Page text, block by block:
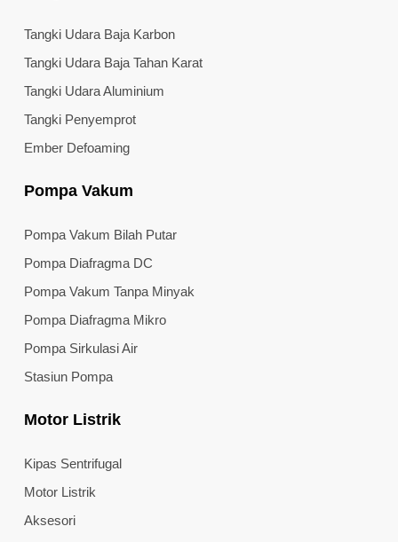
Tangki Udara Baja Karbon
Tangki Udara Baja Tahan Karat
Tangki Udara Aluminium
Tangki Penyemprot
Ember Defoaming
Pompa Vakum
Pompa Vakum Bilah Putar
Pompa Diafragma DC
Pompa Vakum Tanpa Minyak
Pompa Diafragma Mikro
Pompa Sirkulasi Air
Stasiun Pompa
Motor Listrik
Kipas Sentrifugal
Motor Listrik
Aksesori